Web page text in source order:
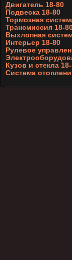
Двигатель 18-80
Подвеска 18-80
Тормозная
Трансмиссия 18-
Выхлопная
Интерьер 18-80
Рулевое
Кузов и стекла
Система